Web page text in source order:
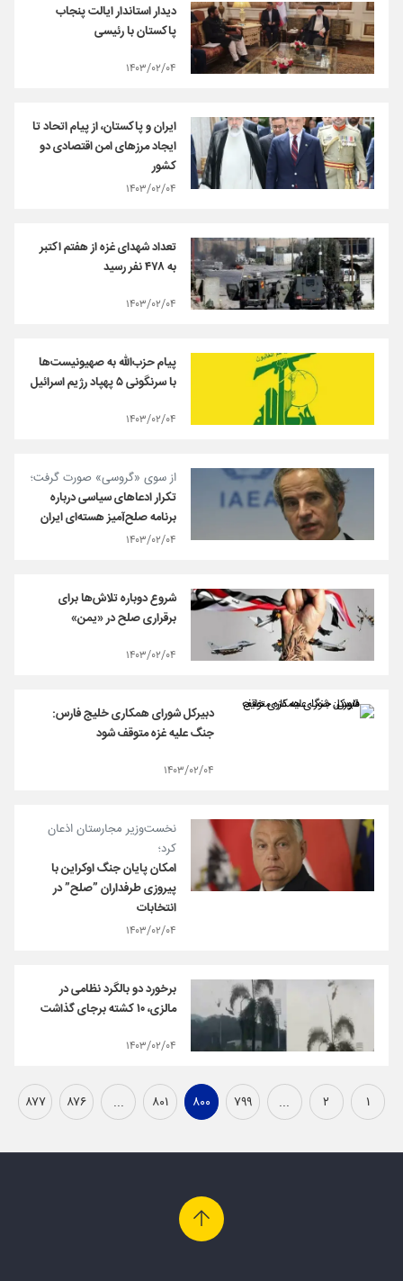
دیدار استاندار ایالت پنجاب
پاکستان با رئیسی
۱۴۰۳/۰۲/۰۴
ایران و پاکستان، از پیام اتحاد تا
ایجاد مرزهای امن اقتصادی دو
کشور
۱۴۰۳/۰۲/۰۴
تعداد شهدای غزه از هفتم اکتبر
به ۴۷۸ نفر رسید
۱۴۰۳/۰۲/۰۴
پیام‌ حزب‌الله به صهیونیست‌ها
با سرنگونی ۵ پهپاد رژیم اسرائیل
۱۴۰۳/۰۲/۰۴
از سوی «گروسی» صورت گرفت؛
تکرار ادعاهای سیاسی درباره
برنامه صلح‌آمیز هسته‌ای ایران
۱۴۰۳/۰۲/۰۴
شروع دوباره تلاش‌ها برای
برقراری صلح در «یمن»
۱۴۰۳/۰۲/۰۴
دبیرکل شورای همکاری خلیج فارس:
جنگ علیه غزه متوقف شود
۱۴۰۳/۰۲/۰۴
نخست‌وزیر مجارستان اذعان
کرد؛
امکان پایان جنگ اوکراین با
پیروزی طرفداران ”صلح” در
انتخابات
۱۴۰۳/۰۲/۰۴
برخورد دو بالگرد نظامی در
مالزی، ۱۰ کشته برجای گذاشت
۱۴۰۳/۰۲/۰۴
۱ ۲ ... ۷۹۹ ۸۰۰ ۸۰۱ ... ۸۷۶ ۸۷۷